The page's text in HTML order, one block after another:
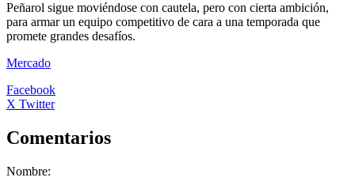
Peñarol sigue moviéndose con cautela, pero con cierta ambición,
para armar un equipo competitivo de cara a una temporada que
promete grandes desafíos.
Mercado
Facebook
X Twitter
Comentarios
Nombre: